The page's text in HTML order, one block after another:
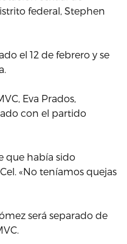
federal, Stephen
el 12 de febrero y se
Eva Prados,
con el partido
que había sido
«No teníamos quejas
será separado de